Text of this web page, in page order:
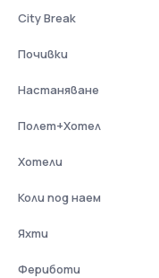
City Break
Почивки
Настаняване
Полет+Хотел
Хотели
Коли под наем
Яхти
Фериботи